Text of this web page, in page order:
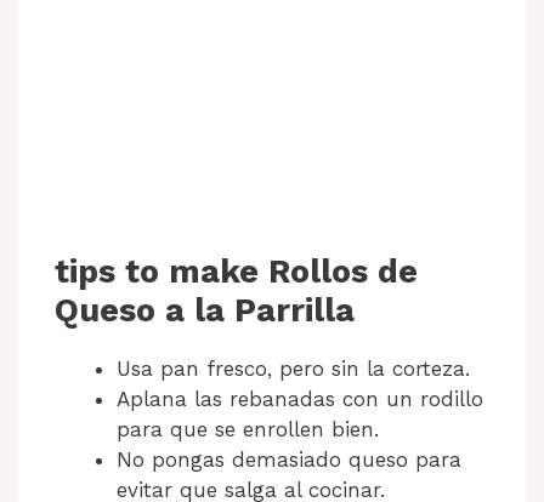
tips to make Rollos de
Queso a la Parrilla
Usa pan fresco, pero sin la corteza.
Aplana las rebanadas con un rodillo
para que se enrollen bien.
No pongas demasiado queso para
evitar que salga al cocinar.